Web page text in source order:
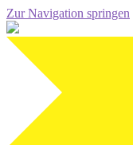
Zur Navigation springen